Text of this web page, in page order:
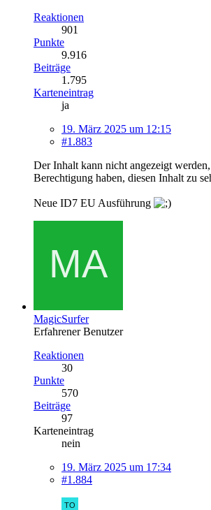
Reaktionen
901
Punkte
9.916
Beiträge
1.795
Karteneintrag
ja
19. März 2025 um 12:15
#1.883
Der Inhalt kann nicht angezeigt
Berechtigung haben, diesen Inhalt zu
Neue ID7 EU Ausführung
MagicSurfer
Erfahrener Benutzer
Reaktionen
30
Punkte
570
Beiträge
97
Karteneintrag
nein
19. März 2025 um 17:34
#1.884